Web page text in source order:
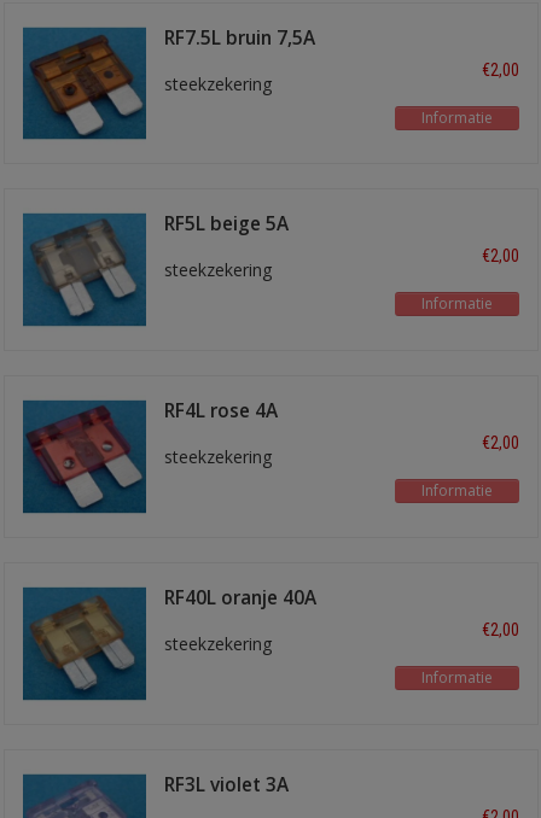
RF7.5L bruin 7,5A
steekzekering
€2,00
Informatie
RF5L beige 5A
steekzekering
€2,00
Informatie
RF4L rose 4A
steekzekering
€2,00
Informatie
RF40L oranje 40A
steekzekering
€2,00
Informatie
RF3L violet 3A